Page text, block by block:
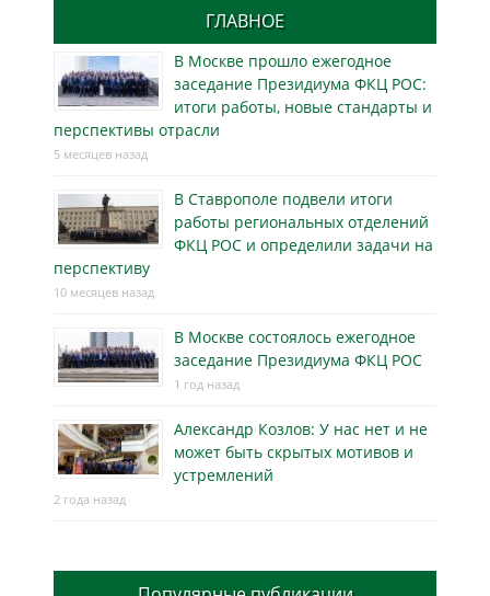
ГЛАВНОЕ
В Москве прошло ежегодное
заседание Президиума ФКЦ РОС:
итоги работы, новые стандарты и
перспективы отрасли
5 месяцев назад
В Ставрополе подвели итоги
работы региональных отделений
ФКЦ РОС и определили задачи на
перспективу
10 месяцев назад
В Москве состоялось ежегодное
заседание Президиума ФКЦ РОС
1 год назад
Александр Козлов: У нас нет и не
может быть скрытых мотивов и
устремлений
2 года назад